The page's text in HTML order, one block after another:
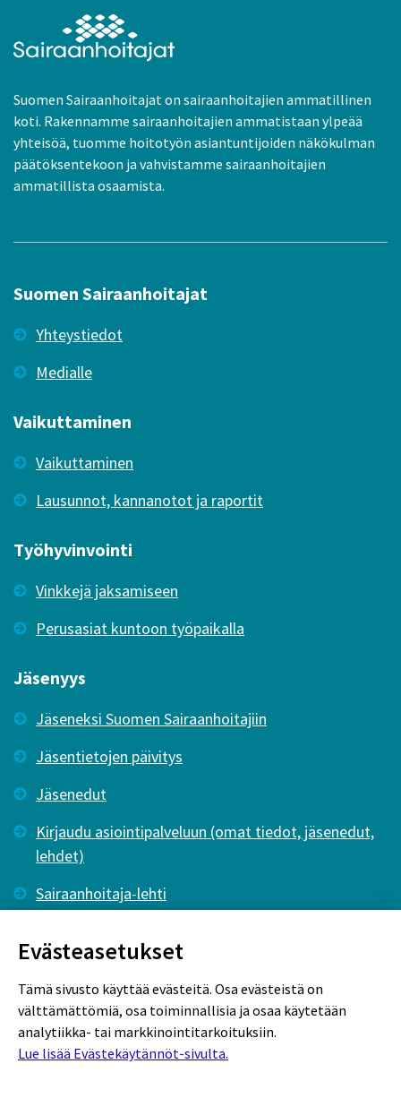
Suomen Sairaanhoitajat on sairaanhoitajien ammatillinen
koti. Rakennamme sairaanhoitajien ammatistaan ylpeää
yhteisöä, tuomme hoitotyön asiantuntijoiden näkökulman
päätöksentekoon ja vahvistamme sairaanhoitajien
ammatillista osaamista.
Suomen Sairaanhoitajat
Yhteystiedot
Medialle
Vaikuttaminen
Vaikuttaminen
Lausunnot, kannanotot ja raportit
Työhyvinvointi
Vinkkejä jaksamiseen
Perusasiat kuntoon työpaikalla
Jäsenyys
Jäseneksi Suomen Sairaanhoitajiin
Jäsentietojen päivitys
Jäsenedut
Kirjaudu asiointipalveluun (omat tiedot, jäsenedut,
lehdet)
Sairaanhoitaja-lehti
Evästeasetukset
Tämä sivusto käyttää evästeitä. Osa evästeistä on
välttämättömiä, osa toiminnallisia ja osaa käytetään
analytiikka- tai markkinointitarkoituksiin.
Lue lisää Evästekäytännöt-sivulta.